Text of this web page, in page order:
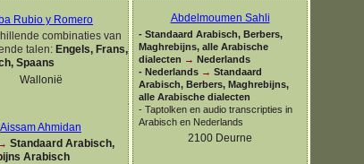
Rubio y Romero
combinaties van
talen: Engels, Frans,
Spaans
Wallonië
Aissam Ahmidan
Standaard Arabisch,
Arabisch
Abdelmoumen Sahli
- Standaard Arabisch, Berbers,
Maghrebijns, alle Arabische
dialecten → Nederlands
- Nederlands → Standaard
Arabisch, Berbers, Maghrebijns,
alle Arabische dialecten
- Taptolken en audio transcripties in
Arabisch en Nederlands
2100 Deurne